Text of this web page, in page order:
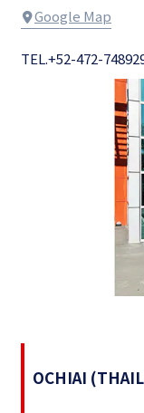
Google Map
TEL.+52-472-
OCHIAI